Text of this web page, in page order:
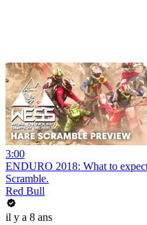
3:00
ENDURO 2018: What to
Scramble.
Red Bull
il y a 8 ans